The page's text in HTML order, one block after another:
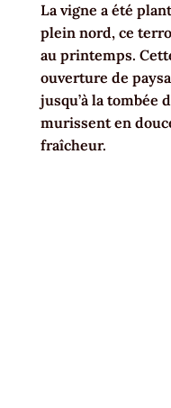
La vigne a été
plein nord, ce
au printemps.
ouverture de
jusqu’à la tombée
murissent en
fraîcheur.